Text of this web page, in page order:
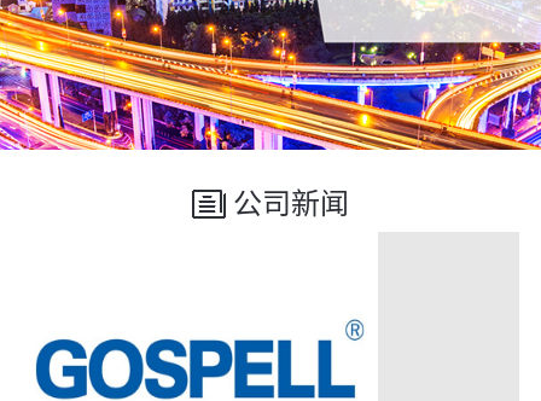
公司新闻